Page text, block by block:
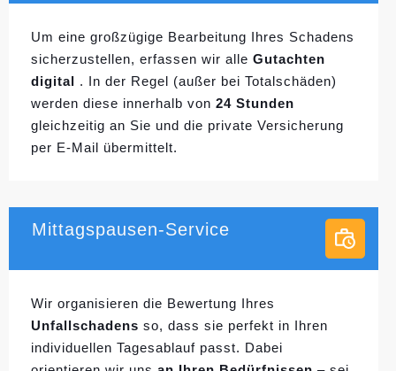
Um eine großzügige Bearbeitung Ihres Schadens
sicherzustellen, erfassen wir alle Gutachten
digital . In der Regel (außer bei Totalschäden)
werden diese innerhalb von 24 Stunden
gleichzeitig an Sie und die private Versicherung
per E-Mail übermittelt.
Mittagspausen-Service
Wir organisieren die Bewertung Ihres
Unfallschadens so, dass sie perfekt in Ihren
individuellen Tagesablauf passt. Dabei